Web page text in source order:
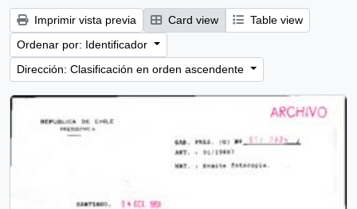
Imprimir vista previa Card view
Table view
Ordenar por: Identificador
Dirección: Clasificación en orden ascendente